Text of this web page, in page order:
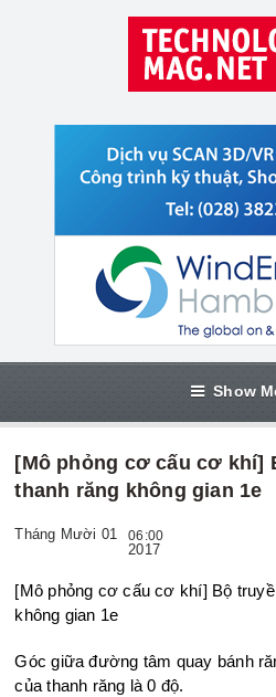
Show
[Mô phỏng cơ cấu cơ khí]
thanh răng không gian 1e
Tháng Mười 01 06:00
2017
[Mô phỏng cơ cấu cơ khí] Bộ truyền bánh răng thanh răng
không gian 1e
Góc giữa đường tâm quay bánh
củathanh răng là 0 độ.